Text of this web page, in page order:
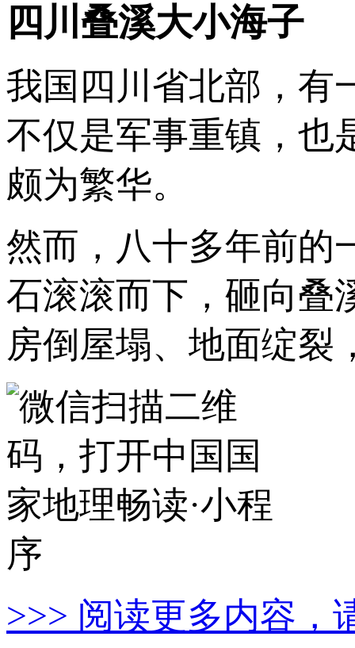
四川叠溪大小海子
我国四川省北部，有
不仅是军事重镇，也
颇为繁华。
然而，八十多年前的
石滚滚而下，砸向叠
房倒屋塌、地面绽裂
>>> 阅读更多内容，